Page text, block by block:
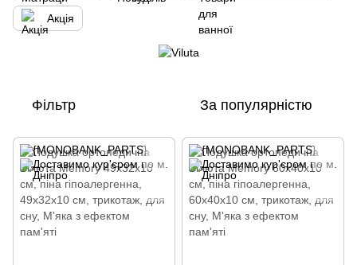
Акція
Фільтр За популярністю